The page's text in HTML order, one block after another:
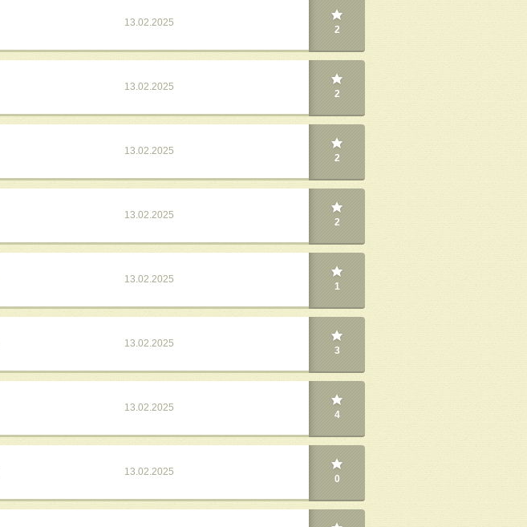
13.02.2025
2
13.02.2025
2
13.02.2025
2
13.02.2025
2
13.02.2025
1
13.02.2025
3
13.02.2025
4
13.02.2025
0